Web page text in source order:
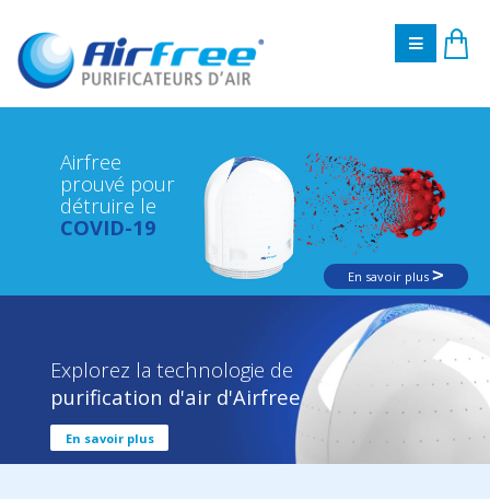
Airfree
prouvé pour
détruire le
COVID-19
En savoir plus >
Explorez la technologie de
purification d'air d'Airfree
En savoir plus